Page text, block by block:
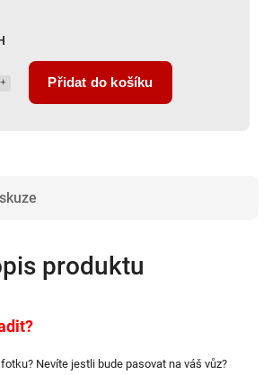
Přidat do košíku
produktu
Nevíte jestli bude pasovat na váš vůz?